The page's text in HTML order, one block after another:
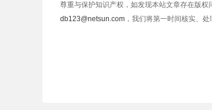
尊重与保护知识产权，如发现本站文章存在版
db123@netsun.com ，我们将第一时间核实、处